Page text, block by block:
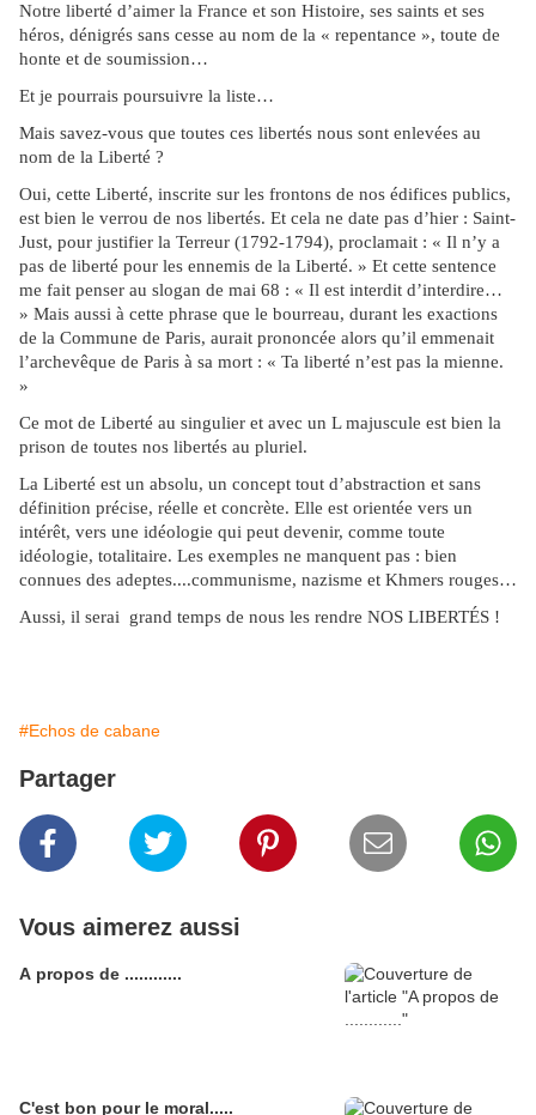
Notre liberté d’aimer la France et son Histoire, ses saints et ses
héros, dénigrés sans cesse au nom de la « repentance », toute de
honte et de soumission…
Et je pourrais poursuivre la liste…
Mais savez-vous que toutes ces libertés nous sont enlevées au
nom de la Liberté ?
Oui, cette Liberté, inscrite sur les frontons de nos édifices publics,
est bien le verrou de nos libertés. Et cela ne date pas d’hier : Saint-
Just, pour justifier la Terreur (1792-1794), proclamait : « Il n’y a
pas de liberté pour les ennemis de la Liberté. » Et cette sentence
me fait penser au slogan de mai 68 : « Il est interdit d’interdire…
» Mais aussi à cette phrase que le bourreau, durant les exactions
de la Commune de Paris, aurait prononcée alors qu’il emmenait
l’archevêque de Paris à sa mort : « Ta liberté n’est pas la mienne.
»
Ce mot de Liberté au singulier et avec un L majuscule est bien la
prison de toutes nos libertés au pluriel.
La Liberté est un absolu, un concept tout d’abstraction et sans
définition précise, réelle et concrète. Elle est orientée vers un
intérêt, vers une idéologie qui peut devenir, comme toute
idéologie, totalitaire. Les exemples ne manquent pas : bien
connues des adeptes....communisme, nazisme et Khmers rouges…
Aussi, il serai grand temps de nous les rendre NOS LIBERTÉS !
#Echos de cabane
Partager
Vous aimerez aussi
A propos de ............
C'est bon pour le moral.....